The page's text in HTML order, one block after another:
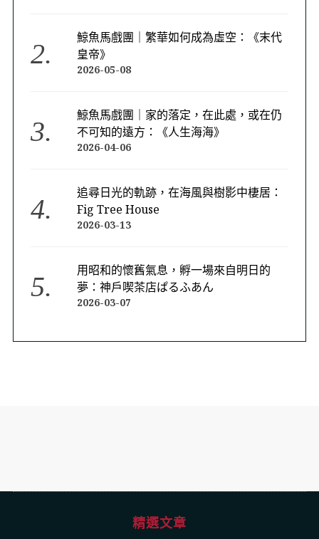
鯨魚馬戲團｜繁華如何成為虛空：《末代
皇帝》
2026-05-08
鯨魚馬戲團｜家的落定，在此處，或在仍
不可知的遠方：《人生海海》
2026-04-06
追尋日光的軌跡，在海風與樹影中棲居：
Fig Tree House
2026-03-13
用昭和的懷舊氣息，孵一場來自明日的
夢：神戶喫茶店ぱるふあん
2026-03-07
精選文章